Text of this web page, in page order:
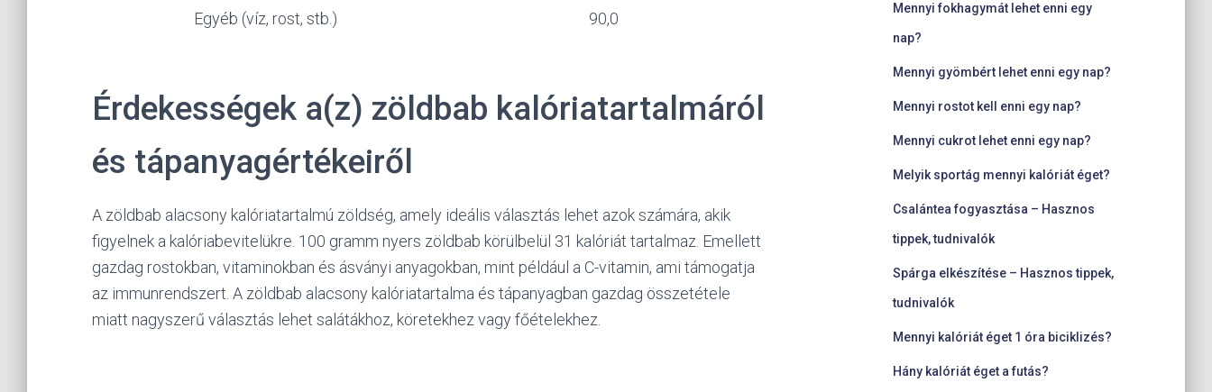
Egyéb (víz, rost, stb.) 90,0
Érdekességek a(z) zöldbab kalóriatartalmáról
és tápanyagértékeiről
A zöldbab alacsony kalóriatartalmú zöldség, amely ideális választás lehet azok számára, akik
figyelnek a kalóriabevitelükre. 100 gramm nyers zöldbab körülbelül 31 kalóriát tartalmaz. Emellett
gazdag rostokban, vitaminokban és ásványi anyagokban, mint például a C-vitamin, ami támogatja
az immunrendszert. A zöldbab alacsony kalóriatartalma és tápanyagban gazdag összetétele
miatt nagyszerű választás lehet salátákhoz, köretekhez vagy főételekhez.
Mennyi fokhagymát lehet enni egy
nap?
Mennyi gyömbért lehet enni egy nap?
Mennyi rostot kell enni egy nap?
Mennyi cukrot lehet enni egy nap?
Melyik sportág mennyi kalóriát éget?
Csalántea fogyasztása – Hasznos
tippek, tudnivalók
Spárga elkészítése – Hasznos tippek,
tudnivalók
Mennyi kalóriát éget 1 óra biciklizés?
Hány kalóriát éget a futás?